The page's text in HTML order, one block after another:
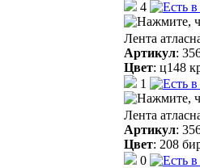
4
Лента
Артикул:
Цвет: ц148
1
Лента
Артикул:
Цвет: 208
0